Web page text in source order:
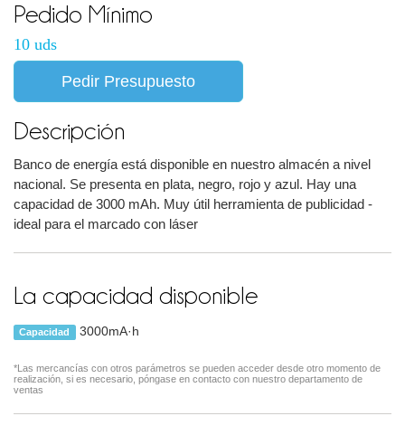
Pedido Mínimo
10 uds
Pedir Presupuesto
Descripción
Banco de energía está disponible en nuestro almacén a nivel
nacional. Se presenta en plata, negro, rojo y azul. Hay una
capacidad de 3000 mAh. Muy útil herramienta de publicidad -
ideal para el marcado con láser
La capacidad disponible
Capacidad 3000mA·h
*Las mercancías con otros parámetros se pueden acceder desde otro momento de
realización, si es necesario, póngase en contacto con nuestro departamento de
ventas